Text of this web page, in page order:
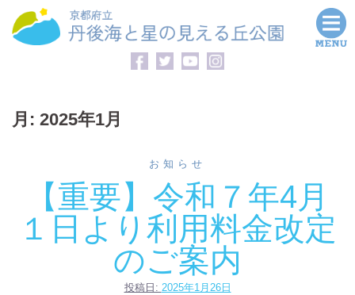
月: 2025年1月
お知らせ
【重要】令和７年4月
１日より利用料金改定
のご案内
投稿日: 2025年1月26日